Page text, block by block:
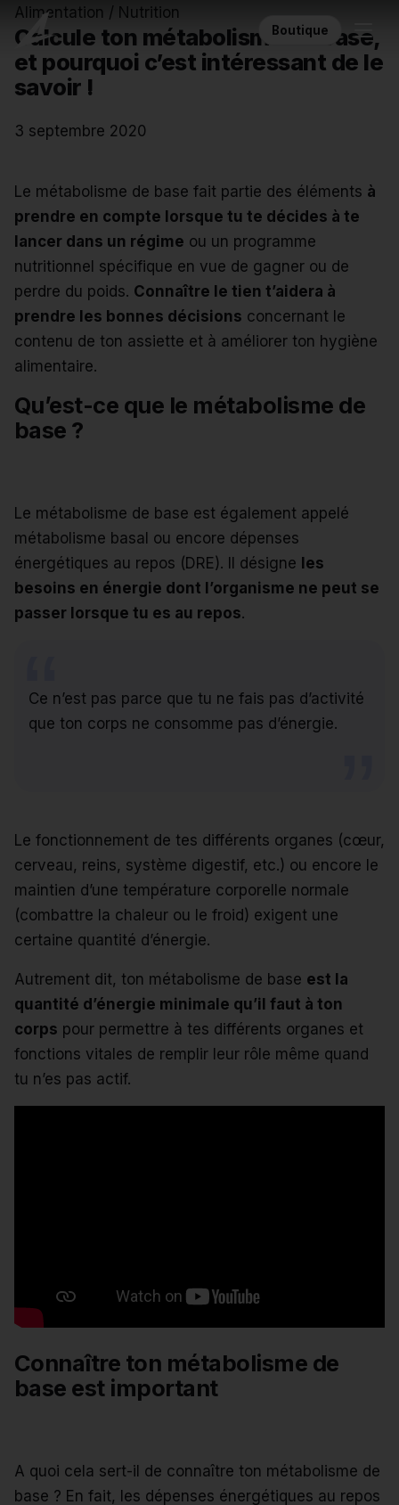
Boutique
Alimentation / Nutrition
Calcule ton métabolisme de base,
et pourquoi c’est intéressant de le
savoir !
3 septembre 2020
Le métabolisme de base fait partie des éléments à
prendre en compte lorsque tu te décides à te
lancer dans un régime ou un programme
nutritionnel spécifique en vue de gagner ou de
perdre du poids. Connaître le tien t’aidera à
prendre les bonnes décisions concernant le
contenu de ton assiette et à améliorer ton hygiène
alimentaire.
Qu’est-ce que le métabolisme de
base ?
Le métabolisme de base est également appelé
métabolisme basal ou encore dépenses
énergétiques au repos (DRE). Il désigne les
besoins en énergie dont l’organisme ne peut se
passer lorsque tu es au repos.
Ce n’est pas parce que tu ne fais pas d’activité
que ton corps ne consomme pas d’énergie.
Le fonctionnement de tes différents organes (cœur,
cerveau, reins, système digestif, etc.) ou encore le
maintien d’une température corporelle normale
(combattre la chaleur ou le froid) exigent une
certaine quantité d’énergie.
Autrement dit, ton métabolisme de base est la
quantité d’énergie minimale qu’il faut à ton
corps pour permettre à tes différents organes et
fonctions vitales de remplir leur rôle même quand
tu n’es pas actif.
Connaître ton métabolisme de
base est important
A quoi cela sert-il de connaître ton métabolisme de
base ? En fait, les dépenses énergétiques au repos